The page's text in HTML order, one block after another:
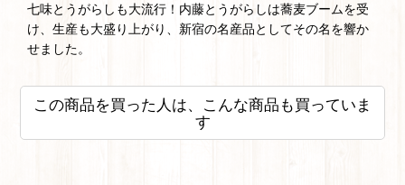
七味とうがらしも大流行！内藤とうがらしは蕎麦ブームを受
け、生産も大盛り上がり、新宿の名産品としてその名を響か
せました。
この商品を買った人は、こんな商品も買っていま
す